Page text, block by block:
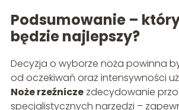
Podsumowanie –
będzie najlepszy?
Decyzja o wyborze noża powinna
od oczekiwań oraz intensywności
Noże rzeźniczezdecydowanie
specjalistycznych narzędzi –